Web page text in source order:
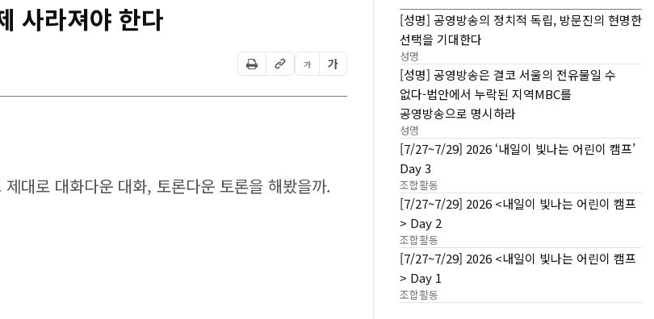
사라져야 한다
가 가
대로 대화다운 대화, 토론다운 토론을 해봤을까.
[성명] 공영방송의 정치적 독립, 방문진의 현명한
선택을 기대한다
성명
[성명] 공영방송은 결코 서울의 전유물일 수
없다-법안에서 누락된 지역MBC를
공영방송으로 명시하라
성명
[7/27~7/29] 2026 ‘내일이 빛나는 어린이 캠프’
Day 3
조합활동
[7/27~7/29] 2026 <내일이 빛나는 어린이 캠프
> Day 2
조합활동
[7/27~7/29] 2026 <내일이 빛나는 어린이 캠프
> Day 1
조합활동